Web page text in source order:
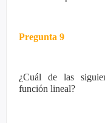
Pregunta 9
¿Cuál de las
función lineal?